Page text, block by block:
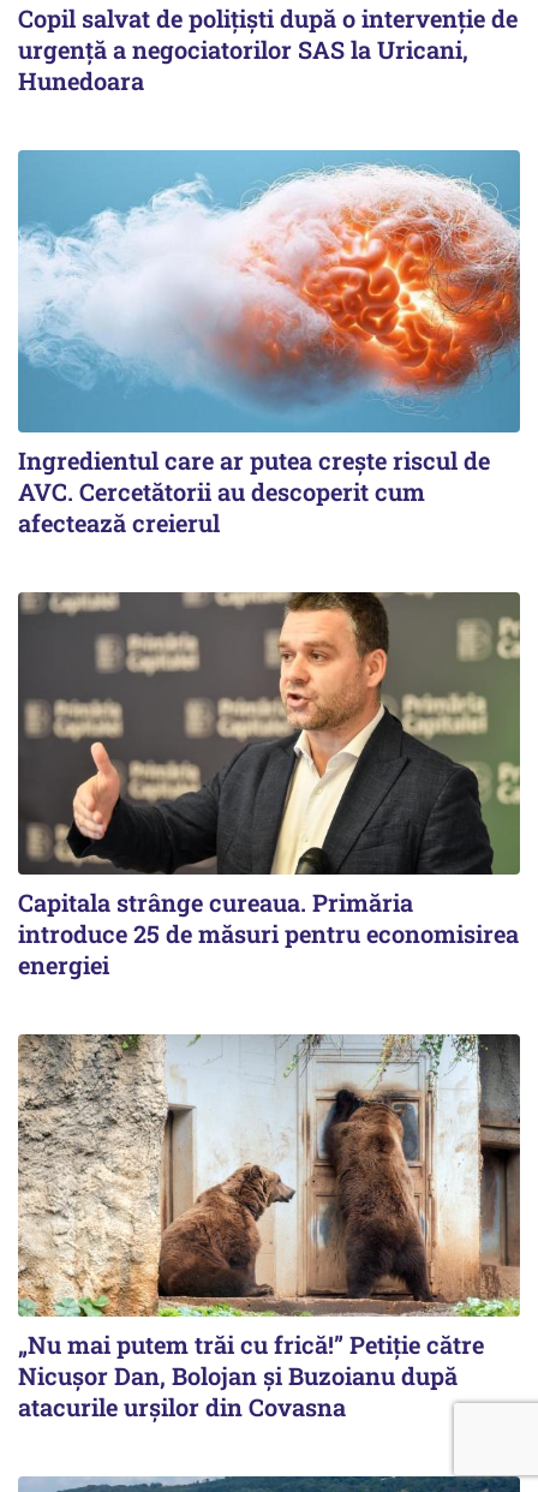
Copil salvat de polițiști după o intervenție de
urgență a negociatorilor SAS la Uricani,
Hunedoara
Ingredientul care ar putea crește riscul de
AVC. Cercetătorii au descoperit cum
afectează creierul
Capitala strânge cureaua. Primăria
introduce 25 de măsuri pentru economisirea
energiei
„Nu mai putem trăi cu frică!” Petiție către
Nicușor Dan, Bolojan și Buzoianu după
atacurile urșilor din Covasna